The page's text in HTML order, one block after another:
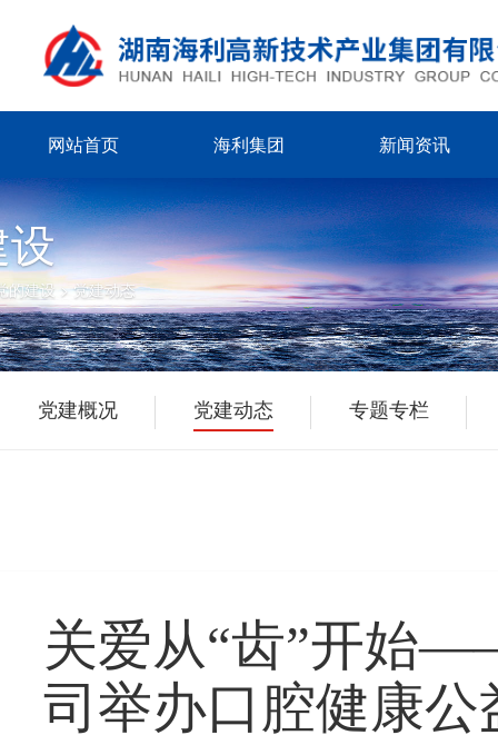
网站首页 海利集团 新闻资讯
的建设>党建动态
党建概况 党建动态 专题专栏
关爱从“齿”开始
司举办口腔健康公